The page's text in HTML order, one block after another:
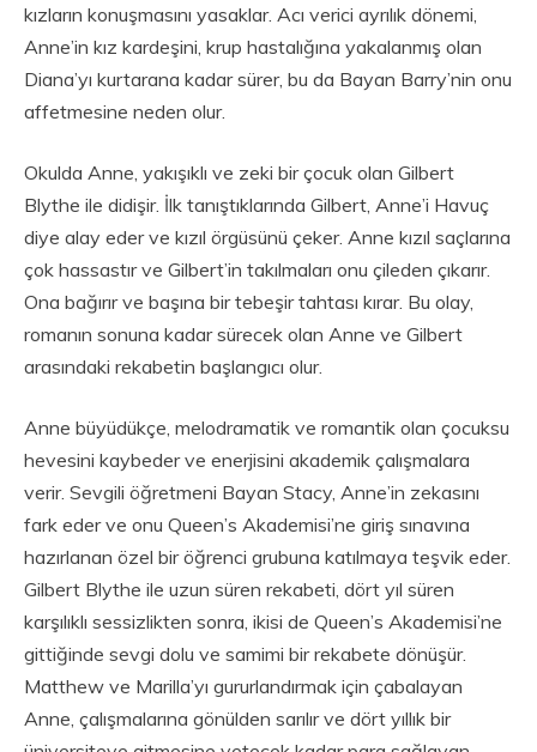
kızların konuşmasını yasaklar. Acı verici ayrılık dönemi,
Anne’in kız kardeşini, krup hastalığına yakalanmış olan
Diana’yı kurtarana kadar sürer, bu da Bayan Barry’nin onu
affetmesine neden olur.
Okulda Anne, yakışıklı ve zeki bir çocuk olan Gilbert
Blythe ile didişir. İlk tanıştıklarında Gilbert, Anne’i Havuç
diye alay eder ve kızıl örgüsünü çeker. Anne kızıl saçlarına
çok hassastır ve Gilbert’in takılmaları onu çileden çıkarır.
Ona bağırır ve başına bir tebeşir tahtası kırar. Bu olay,
romanın sonuna kadar sürecek olan Anne ve Gilbert
arasındaki rekabetin başlangıcı olur.
Anne büyüdükçe, melodramatik ve romantik olan çocuksu
hevesini kaybeder ve enerjisini akademik çalışmalara
verir. Sevgili öğretmeni Bayan Stacy, Anne’in zekasını
fark eder ve onu Queen’s Akademisi’ne giriş sınavına
hazırlanan özel bir öğrenci grubuna katılmaya teşvik eder.
Gilbert Blythe ile uzun süren rekabeti, dört yıl süren
karşılıklı sessizlikten sonra, ikisi de Queen’s Akademisi’ne
gittiğinde sevgi dolu ve samimi bir rekabete dönüşür.
Matthew ve Marilla’yı gururlandırmak için çabalayan
Anne, çalışmalarına gönülden sarılır ve dört yıllık bir